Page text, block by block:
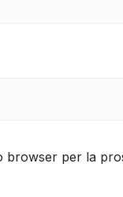
browser per la